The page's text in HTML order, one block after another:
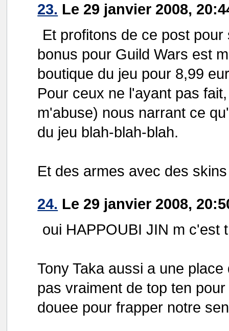
23. Le 29 janvier 2008,
Et profitons de ce post
bonus pour Guild Wars est
boutique du jeu pour 8,99
Pour ceux ne l'ayant pas
m'abuse) nous narrant ce
du jeu blah-blah-blah.
Et des armes avec des
24. Le 29 janvier 2008,
oui HAPPOUBI JIN m c'est
Tony Taka aussi a une
pas vraiment de top ten
douee pour frapper notre